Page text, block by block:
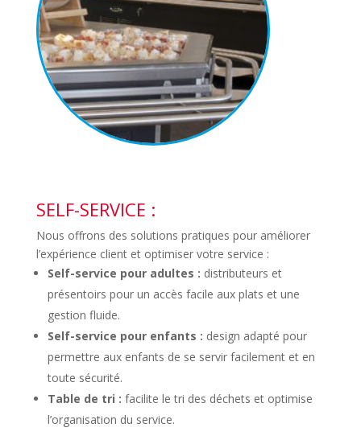
SELF-SERVICE :
Nous offrons des solutions pratiques pour améliorer
l’expérience client et optimiser votre service :
Self-service pour adultes : distributeurs et
présentoirs pour un accès facile aux plats et une
gestion fluide.
Self-service pour enfants : design adapté pour
permettre aux enfants de se servir facilement et en
toute sécurité.
Table de tri : facilite le tri des déchets et optimise
l’organisation du service.